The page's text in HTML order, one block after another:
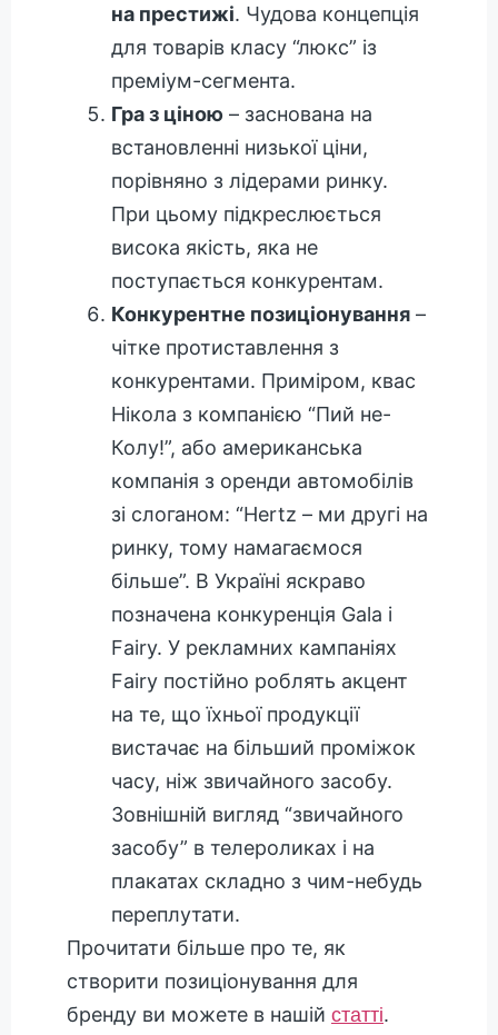
на престижі. Чудова концепція
для товарів класу “люкс” із
преміум-сегмента.
Гра з ціною – заснована на
встановленні низької ціни,
порівняно з лідерами ринку.
При цьому підкреслюється
висока якість, яка не
поступається конкурентам.
Конкурентне позиціонування –
чітке протиставлення з
конкурентами. Приміром, квас
Нікола з компанією “Пий не-
Колу!”, або американська
компанія з оренди автомобілів
зі слоганом: “Hertz – ми другі на
ринку, тому намагаємося
більше”. В Україні яскраво
позначена конкуренція Gala і
Fairy. У рекламних кампаніях
Fairy постійно роблять акцент
на те, що їхньої продукції
вистачає на більший проміжок
часу, ніж звичайного засобу.
Зовнішній вигляд “звичайного
засобу” в телероликах і на
плакатах складно з чим-небудь
переплутати.
Прочитати більше про те, як
створити позиціонування для
бренду ви можете в нашій статті.